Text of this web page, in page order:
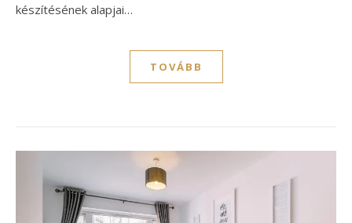
készítésének alapjai…
TOVÁBB